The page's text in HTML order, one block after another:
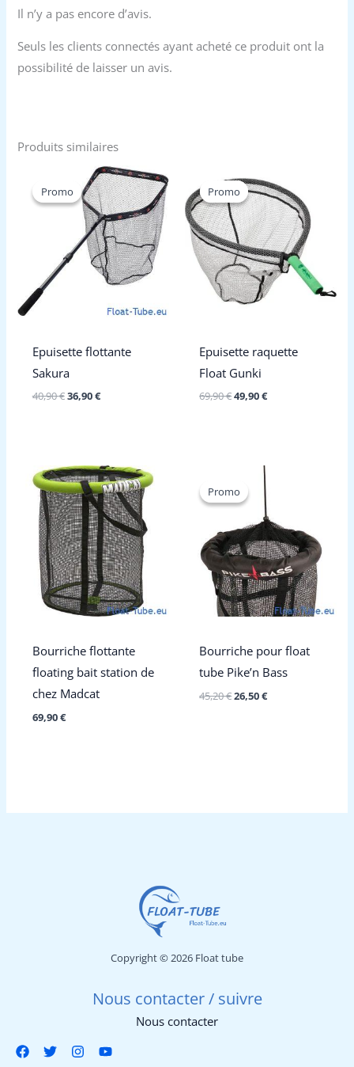
Il n’y a pas encore d’avis.
Seuls les clients connectés ayant acheté ce produit ont la
possibilité de laisser un avis.
Produits similaires
Promo
Promo
Epuisette flottante
Sakura
40,90€Le
36,90€Le
Promo
Promo
Epuisette raquette
Float Gunki
69,90€Le
49,90€Le
Bourriche flottante
floating bait station de
chez Madcat
69,90€
Promo
Promo
Bourriche pour float
tube Pike’n Bass
45,20€Le
26,50€Le
Copyright © 2026 Float tube
Nous contacter / suivre
Nous contacter